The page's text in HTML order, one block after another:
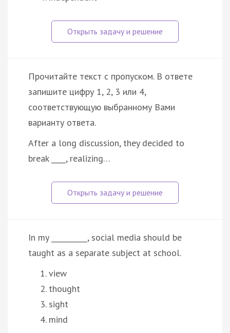
Прочитайте текст с пропуском. В ответе
запишите цифру 1, 2, 3 или 4,
соответствующую выбранному Вами
варианту ответа.
After a long discussion, they decided to
break ____, realizing…
In my __________, social media should be
taught as a separate subject at school.
view
thought
sight
mind